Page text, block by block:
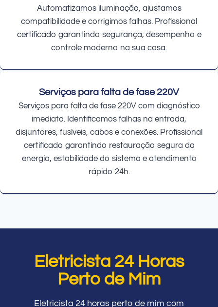
Automatizamos iluminação, ajustamos
compatibilidade e corrigimos falhas. Profissional
certificado garantindo segurança, desempenho e
controle moderno na sua casa.
Serviços para falta de fase 220V
Serviços para falta de fase 220V com diagnóstico
imediato. Identificamos falhas na entrada,
disjuntores, fusíveis, cabos e conexões. Profissional
certificado garantindo restauração segura da
energia, estabilidade do sistema e atendimento
rápido 24h.
Eletricista 24 Horas
Perto de Mim
Eletricista 24 horas perto de mim com